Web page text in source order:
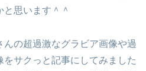
思います＾＾
の超過激なグラビア画像や過
サクっと記事にしてみました